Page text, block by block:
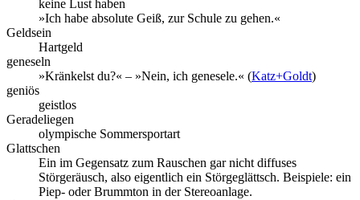
keine Lust haben
»Ich habe absolute Geiß, zur Schule zu gehen.«
Geldsein
Hartgeld
geneseln
»Kränkelst du?« – »Nein, ich genesele.« (Katz+Goldt)
geniös
geistlos
Geradeliegen
olympische Sommersportart
Glattschen
Ein im Gegensatz zum Rauschen gar nicht diffuses
Störgeräusch, also eigentlich ein Störgeglättsch. Beispiele: ein
Piep- oder Brummton in der Stereoanlage.